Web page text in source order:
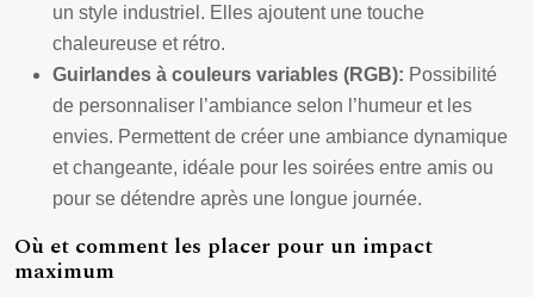
un style industriel. Elles ajoutent une touche
chaleureuse et rétro.
Guirlandes à couleurs variables (RGB): Possibilité
de personnaliser l’ambiance selon l’humeur et les
envies. Permettent de créer une ambiance dynamique
et changeante, idéale pour les soirées entre amis ou
pour se détendre après une longue journée.
Où et comment les placer pour un impact
maximum